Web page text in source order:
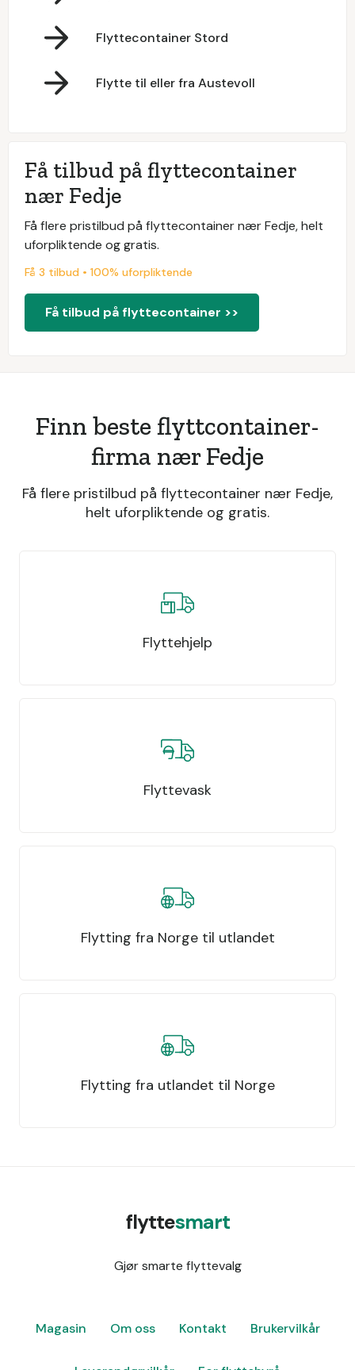
Flyttecontainer Stord
Flytte til eller fra Austevoll
Få tilbud på flyttecontainer
nær Fedje
Få flere pristilbud på flyttecontainer nær Fedje, helt
uforpliktende og gratis.
Få 3 tilbud • 100% uforpliktende
Få tilbud på flyttecontainer >>
Finn beste flyttcontainer-
firma nær Fedje
Få flere pristilbud på flyttecontainer nær Fedje,
helt uforpliktende og gratis.
Flyttehjelp
Flyttevask
Flytting fra Norge til utlandet
Flytting fra utlandet til Norge
flyttesmart
Gjør smarte flyttevalg
Magasin Om oss Kontakt Brukervilkår